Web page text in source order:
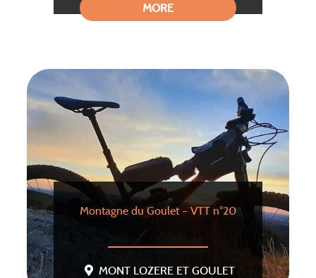
MORE
Montagne du Goulet – VTT n°20
MONT LOZERE ET GOULET